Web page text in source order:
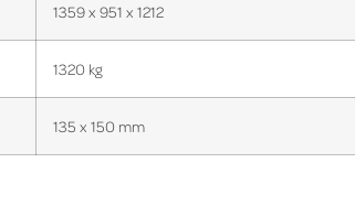
1359 x 951 x 1212
1320 kg
135 x 150 mm